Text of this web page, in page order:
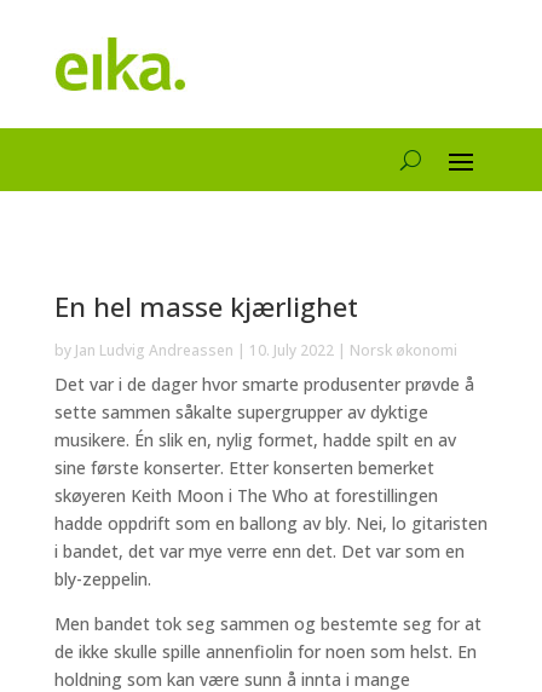
En hel masse kjærlighet
by Jan Ludvig Andreassen | 10. July 2022| Norsk økonomi
Det var i de dager hvor smarte produsenter prøvde å
sette sammen såkalte supergrupper av dyktige
musikere. Én slik en, nylig formet, hadde spilt en av
sine første konserter. Etter konserten bemerket
skøyeren Keith Moon i The Who at forestillingen
hadde oppdrift som en ballong av bly. Nei, lo gitaristen
i bandet, det var mye verre enn det. Det var som en
bly-zeppelin.
Men bandet tok seg sammen og bestemte seg for at
de ikke skulle spille annenfiolin for noen som helst. En
holdning som kan være sunn å innta i mange